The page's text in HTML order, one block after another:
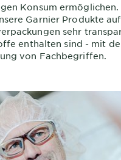
Konsum ermöglichen.
Garnier Produkte
sehr
enthalten sind - mit
von Fachbegriffen.